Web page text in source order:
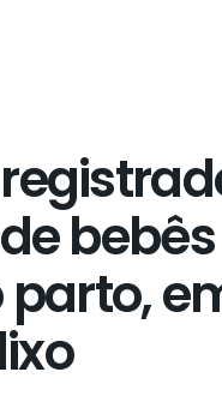
parto,